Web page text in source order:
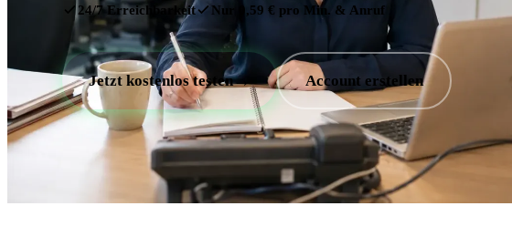
24/7 Erreichbarkeit Nur 0,59 € pro Min. & Anruf
Jetzt kostenlos testen→ Account erstellen